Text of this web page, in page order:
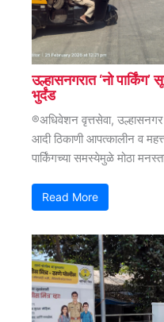
उल्हासनगरात ‘नो
भुर्दंड
®अधिवेशन वृत्तसेवा,
आदी ठिकाणी आपत्कालीन व
पार्किंगच्या समस्येमुळे मोठा
Read More